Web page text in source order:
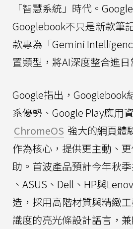
「智慧系統」時代。
Googlebook不只是新款筆
款專為「Gemini
置類型，將AI深度整合進日
Google指出，Googlebook
系優勢、Google Play應用
ChromeOS 強大的網頁體
作為核心，提供更主動、
助。首波產品預計今年秋
、ASUS、Dell、HP與
造，採用高階材質與精緻
識度的亮光條設計語言，